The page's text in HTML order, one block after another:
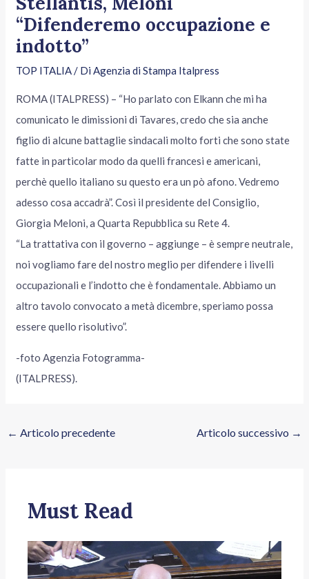
“Difenderemo occupazione e
indotto”
TOP ITALIA / Di Agenzia di Stampa Italpress
ROMA (ITALPRESS) – “Ho parlato con Elkann che mi ha
comunicato le dimissioni di Tavares, credo che sia anche
figlio di alcune battaglie sindacali molto forti che sono state
fatte in particolar modo da quelli francesi e americani,
perchè quello italiano su questo era un pò afono. Vedremo
adesso cosa accadrà”. Così il presidente del Consiglio,
Giorgia Meloni, a Quarta Repubblica su Rete 4.
“La trattativa con il governo – aggiunge – è sempre neutrale,
noi vogliamo fare del nostro meglio per difendere i livelli
occupazionali e l’indotto che è fondamentale. Abbiamo un
altro tavolo convocato a metà dicembre, speriamo possa
essere quello risolutivo”.
-foto Agenzia Fotogramma-
(ITALPRESS).
← Articolo precedente Articolo successivo →
Must Read